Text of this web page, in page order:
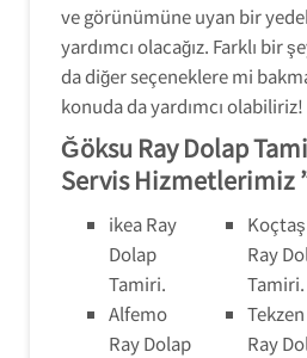
ve görünümüne uyan bir
yardımcı olacağız. Farklı bir
da diğer seçeneklere mi
konuda da yardımcı olabiliriz!
Ğöksu Ray Dolap
Servis Hizmetlerimiz
ikea Ray
Dolap
Tamiri.
Alfemo
Ray Dolap
Koçtaş
Ray
Tamiri.
Tekzen
Ray